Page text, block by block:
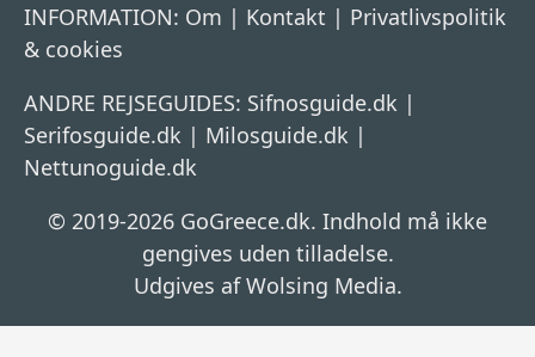
INFORMATION: Om | Kontakt | Privatlivspolitik
& cookies
ANDRE REJSEGUIDES: Sifnosguide.dk |
Serifosguide.dk | Milosguide.dk |
Nettunoguide.dk
© 2019-2026 GoGreece.dk. Indhold må ikke
gengives uden tilladelse.
Udgives af Wolsing Media.